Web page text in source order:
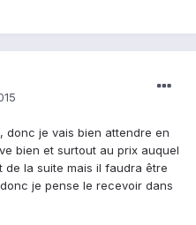
donc je vais bien attendre en
bien et surtout au prix auquel
la suite mais il faudra être
je pense le recevoir dans